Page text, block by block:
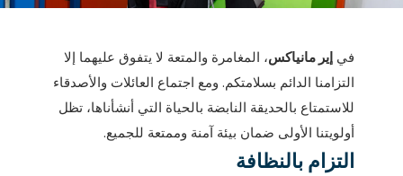
في إير مانياكس، المغامرة والمتعة لا يتفوق عليهما إلا
التزامنا الدائم بسلامتكم. ومع اجتماع العائلات والأصدقاء
للاستمتاع بالحديقة النابضة بالحياة التي أنشأناها، تظل
أولويتنا الأولى ضمان بيئة آمنة وممتعة للجميع.
التزام بالنظافة